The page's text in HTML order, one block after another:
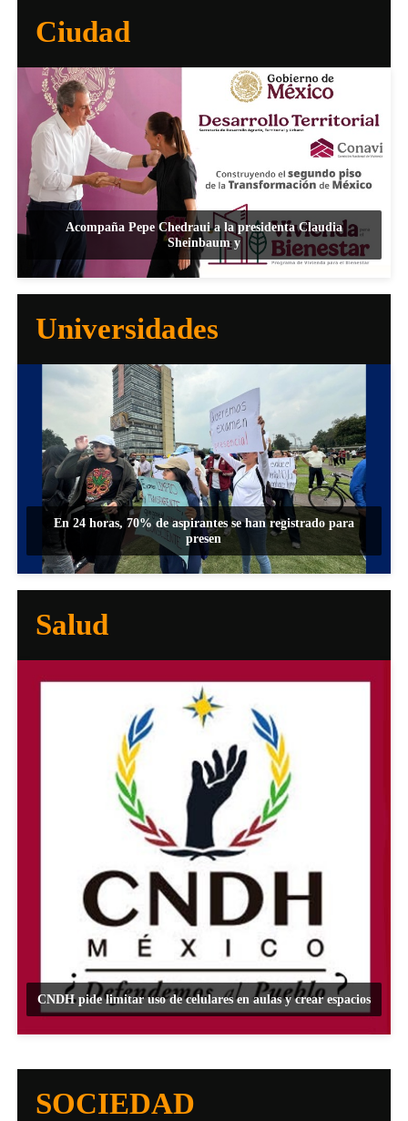
Ciudad
Acompaña Pepe Chedraui a la presidenta Claudia
Sheinbaum y
Universidades
En 24 horas, 70% de aspirantes se han registrado para
presen
Salud
CNDH pide limitar uso de celulares en aulas y crear espacios
SOCIEDAD